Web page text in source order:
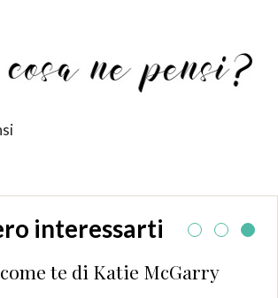
interessarti
te di Katie McGarry